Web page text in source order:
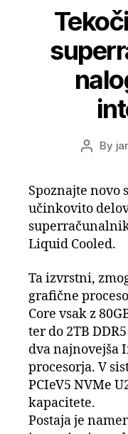
Post
By
Spoznajte novo
učinkovito
Liquid Cooled.
Ta izvrstni,
grafične
Core vsak z
ter do 2TB
dva najnovejša
procesorja. V
PCIeV5 NVMe
kapacitete.
Postaja je